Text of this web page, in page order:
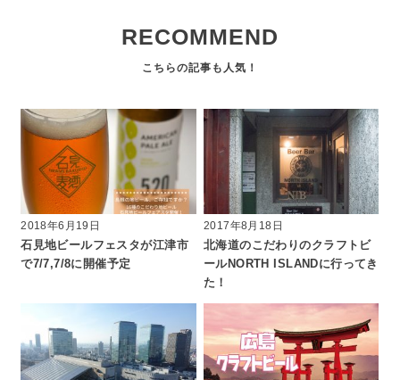
RECOMMEND
2018年6月19日
石見地ビールフェスタが江津市
で7/7,7/8に開催予定
2017年8月18日
北海道のこだわりのクラフトビ
ールNORTH ISLANDに行ってき
た！